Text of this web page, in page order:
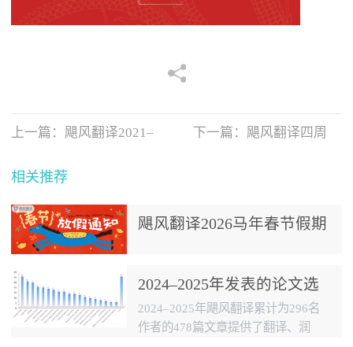
上一篇： 飓风翻译2021–
下一篇： 飓风翻译四周
相关推荐
飓风翻译2026马年春节假期
2024–2025年发表的论文选
集
2024–2025年飓风翻译累计为296名
作者的478篇文章提供了翻译、润